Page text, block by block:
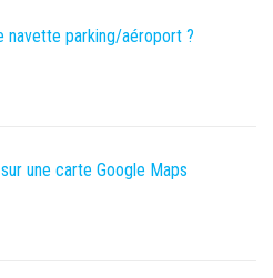
navette parking/aéroport ?
une carte Google Maps